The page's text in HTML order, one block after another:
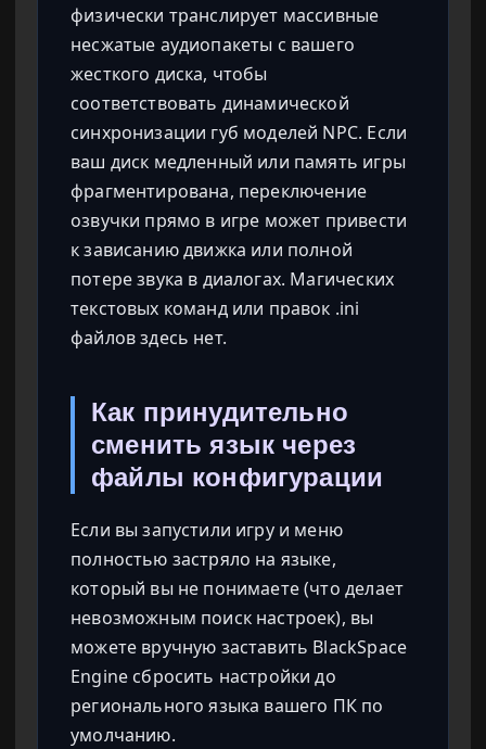
физически транслирует массивные
несжатые аудиопакеты с вашего
жесткого диска, чтобы
соответствовать динамической
синхронизации губ моделей NPC. Если
ваш диск медленный или память игры
фрагментирована, переключение
озвучки прямо в игре может привести
к зависанию движка или полной
потере звука в диалогах. Магических
текстовых команд или правок .ini
файлов здесь нет.
Как принудительно
сменить язык через
файлы конфигурации
Если вы запустили игру и меню
полностью застряло на языке,
который вы не понимаете (что делает
невозможным поиск настроек), вы
можете вручную заставить BlackSpace
Engine сбросить настройки до
регионального языка вашего ПК по
умолчанию.